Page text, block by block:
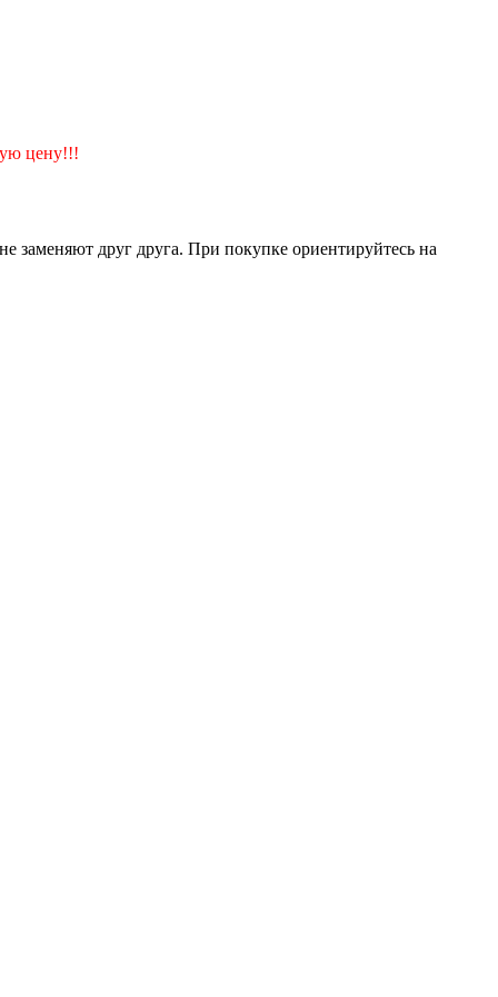
цену!!!
заменяют друг друга. При покупке ориентируйтесь на